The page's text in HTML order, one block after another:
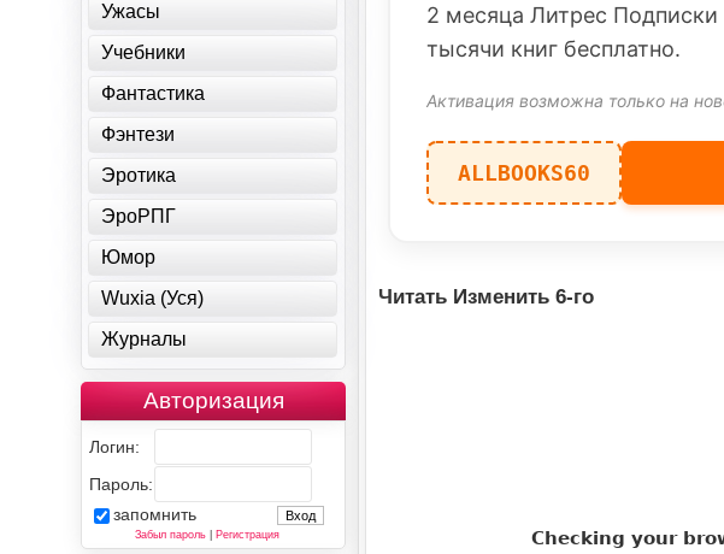
2 месяца Литрес
тысячи книг бесплатно.
Активация возможна только на
ALLBOOKS60
Читать Изменить 6-го
Ужасы
Учебники
Фантастика
Фэнтези
Эротика
ЭроРПГ
Юмор
Wuxia (Уся)
Журналы
Авторизация
Логин:
Пароль:
запомнить
Забыл пароль| Регистрация